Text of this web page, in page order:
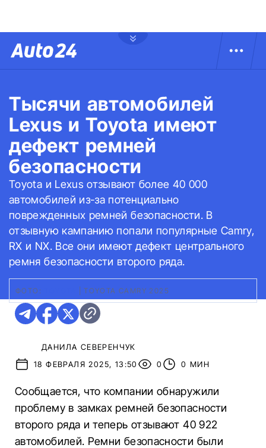
Тысячи автомобилей
Lexus и Toyota имеют
дефект ремней
безопасности
Toyota и Lexus отзывают более 40 000
автомобилей из-за потенциально
поврежденных ремней безопасности. В
отзывную кампанию попали популярные Camry,
RX и NX. Все они имеют дефект центрального
ремня безопасности второго ряда.
ФОТО: TOYOTA CAMRY 2025
ДАНИЛА СЕВЕРЕНЧУК
18 ФЕВРАЛЯ 2025, 13:50
0 0 МИН
Сообщается, что компании обнаружили
проблему в замках ремней безопасности
второго ряда и теперь отзывают 40 922
автомобилей. Ремни безопасности были